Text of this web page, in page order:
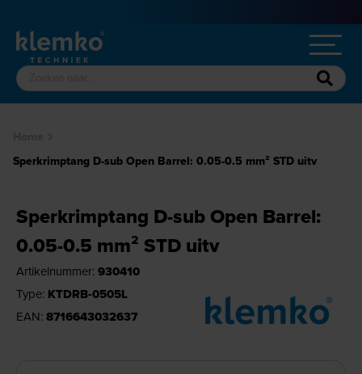
Sperkrimptang D-sub Open Barrel: 0.05-0.5 mm² STD uitv
Sperkrimptang D-sub Open Barrel:
0.05-0.5 mm² STD uitv
Artikelnummer: 930410
Type: KTDRB-0505L
EAN: 8716643032637